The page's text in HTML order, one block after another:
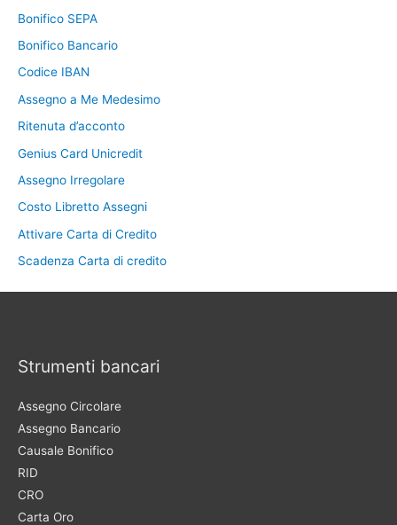
Bonifico SEPA
Bonifico Bancario
Codice IBAN
Assegno a Me Medesimo
Ritenuta d’acconto
Genius Card Unicredit
Assegno Irregolare
Costo Libretto Assegni
Attivare Carta di Credito
Scadenza Carta di credito
Strumenti bancari
Assegno Circolare
Assegno Bancario
Causale Bonifico
RID
CRO
Carta Oro